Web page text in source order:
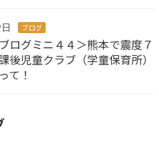
ブログ
ログミニ４４＞熊本で震度７
後児童クラブ（学童保育所）
て！